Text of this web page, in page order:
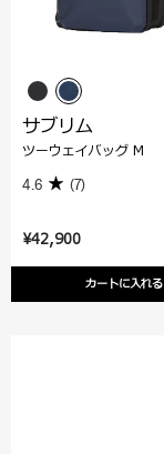
¥42,900
カートに入れる
サブリム
ツーウェイバッグ M
4.6 (7)